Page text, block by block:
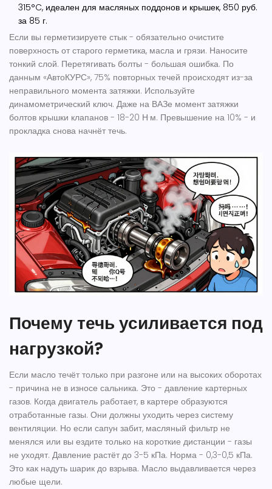
315°C, идеален для масляных поддонов и крышек, 850 руб.
за 85 г.
Если вы герметизируете стык - обязательно очистите
поверхность от старого герметика, масла и грязи. Наносите
тонкий слой. Перетягивать болты - большая ошибка. По
данным «АвтоКУРС», 75% повторных течей происходят из-за
неправильного момента затяжки. Используйте
динамометрический ключ. Даже на ВАЗе момент затяжки
болтов крышки клапанов - 18-20 Н·м. Превышение на 10% - и
прокладка снова начнёт течь.
Почему течь усиливается под
нагрузкой?
Если масло течёт только при разгоне или на высоких оборотах
- причина не в износе сальника. Это - давление картерных
газов. Когда двигатель работает, в картере образуются
отработанные газы. Они должны уходить через систему
вентиляции. Но если сапун забит, масляный фильтр не
менялся или вы ездите только на короткие дистанции - газы
не уходят. Давление растёт до 3-5 кПа. Норма - 0,3-0,5 кПа.
Это как надуть шарик до взрыва. Масло выдавливается через
любые щели.